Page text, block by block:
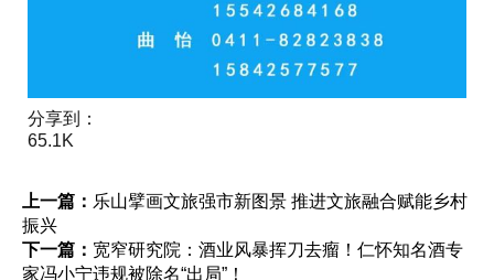
分享到：
65.1K
上一篇： 乐山擘画文旅强市新图景 推进文旅融合赋能乡村
振兴
下一篇： 宽窄研究院：酒业风暴挥刀去瘤！仁怀知名酒专
家冯小宁违规被除名“出局”！